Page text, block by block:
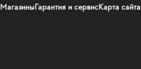
МагазиныГарантия и сервисКарта сайта